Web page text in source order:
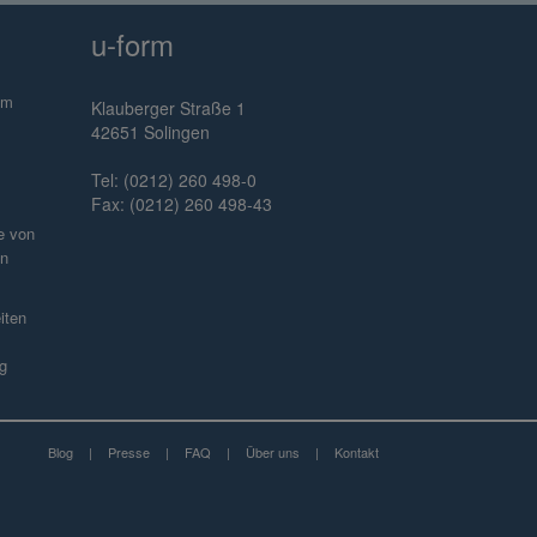
von
u-form
Klauberger Straße 1
42651 Solingen
Tel: (0212) 260 498-0
Fax: (0212) 260 498-43
Blog | Presse | FAQ | Über uns | Kontakt